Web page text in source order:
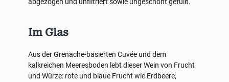
Im Glas
Aus der Grenache-basierten Cuvée und dem
kalkreichen Meeresboden lebt dieser Wein von Frucht
und Würze: rote und blaue Frucht wie Erdbeere,